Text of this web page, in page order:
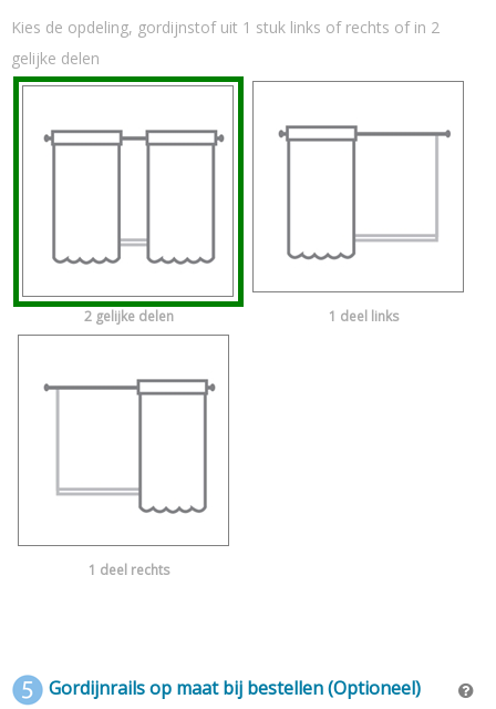
Kies de opdeling, gordijnstof uit 1 stuk links of rechts of in 2
gelijke delen
2 gelijke delen 1 deel links
1 deel rechts
Gordijnrails op maat bij bestellen (Optioneel)